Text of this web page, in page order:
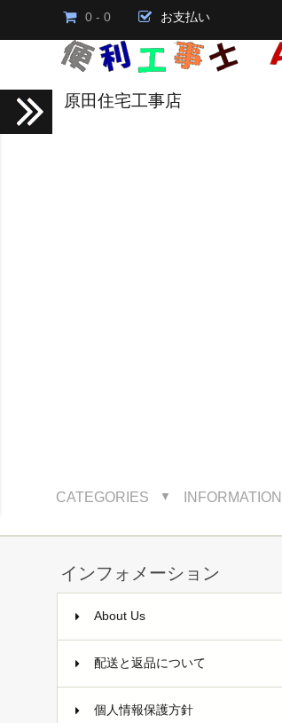
0 - 0 お支払い
原田住宅工事店
CATEGORIES ▼ INFORMATION
インフォメーション
About Us
配送と返品について
個人情報保護方針